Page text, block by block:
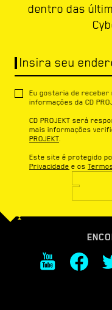
dentro das
Insira seu
Eu gostaria de
informações da CD
CD PROJEKT será
mais informações
PROJEKT
Este site é protegido
Privacidade e os